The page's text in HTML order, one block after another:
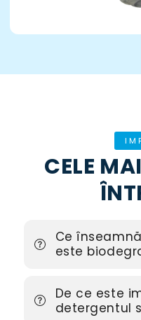
CELE
Ce
este
De ce este
detergentul